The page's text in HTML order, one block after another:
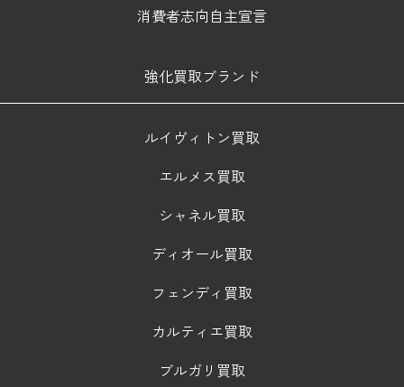
消費者志向自主宣言
強化買取ブランド
ルイヴィトン買取
エルメス買取
シャネル買取
ディオール買取
フェンディ買取
カルティエ買取
ブルガリ買取